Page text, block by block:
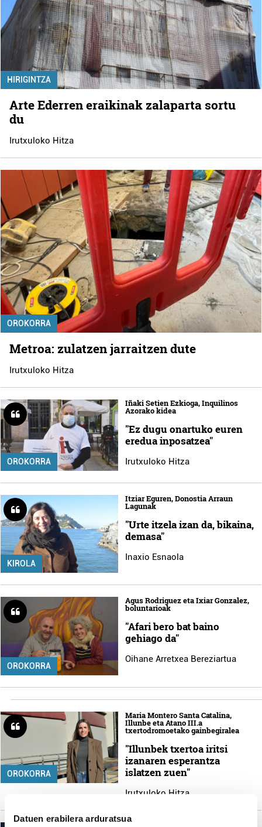
Datuen erabilera arduratsua
HIRIGINTZA
Arte Ederren eraikinak zalaparta sortu
du
Irutxuloko Hitza
OROKORRA
Metroa: zulatzen jarraitzen dute
Irutxuloko Hitza
OROKORRA
Iñaki Setien Ezkioga, Inquilinos
Azorako kidea
"Ez dugu onartuko euren
eredua inposatzea"
Irutxuloko Hitza
KIROLA
Itziar Eguren, Donostia Arraun
Lagunak
"Urte itzela izan da, bikaina,
demasa"
Inaxio Esnaola
OROKORRA
Agus Rodriguez eta Ixiar Gonzalez,
boluntarioak
"Afari bero bat baino
gehiago da"
Oihane Arretxea Bereziartua
OROKORRA
Maria Montero Santa Catalina,
Illunbe eta Atano III.a
txertodromoetako gainbegiralea
"Illunbek txertoa iritsi
izanaren esperantza
islatzen zuen"
Irutxuloko Hitza